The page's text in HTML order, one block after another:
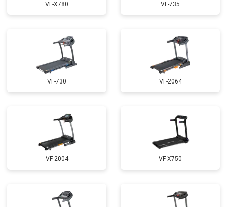
VF-X780 VF-735
VF-730 VF-2064
VF-2004 VF-X750